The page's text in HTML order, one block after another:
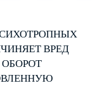
ВРЕД